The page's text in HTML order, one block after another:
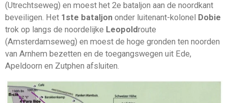
(Utrechtseweg) en moest het 2e bataljon aan de noordkant
beveiligen. Het 1ste bataljon onder luitenant-kolonel Dobie
trok op langs de noordelijke Leopoldroute
(Amsterdamseweg) en moest de hoge gronden ten noorden
van Arnhem bezetten en de toegangswegen uit Ede,
Apeldoorn en Zutphen afsluiten.